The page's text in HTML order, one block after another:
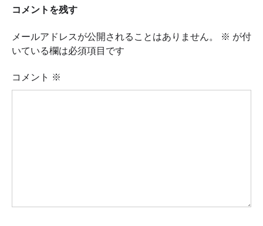
コメントを残す
メールアドレスが公開されることはありません。 ※ が付
いている欄は必須項目です
コメント ※